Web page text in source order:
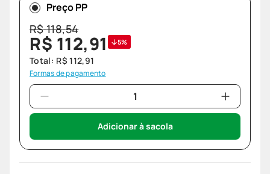
Preço PP
R$118,54
R$ 112,91 5%
Total: R$ 112,91
Formas de pagamento
Adicionar à sacola